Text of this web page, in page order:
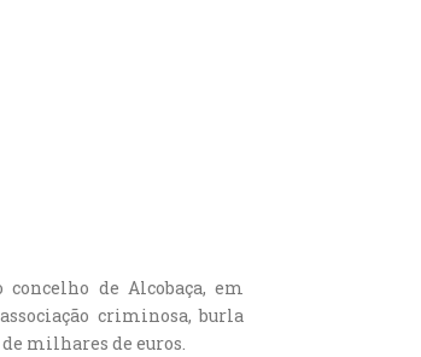
de Alcobaça, em
criminosa, burla
milhares de euros.